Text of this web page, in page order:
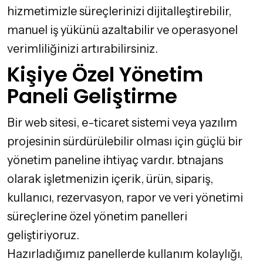
hizmetimizle süreçlerinizi dijitalleştirebilir,
manuel iş yükünü azaltabilir ve operasyonel
verimliliğinizi artırabilirsiniz.
Kişiye Özel Yönetim
Paneli Geliştirme
Bir web sitesi, e-ticaret sistemi veya yazılım
projesinin sürdürülebilir olması için güçlü bir
yönetim paneline ihtiyaç vardır. btnajans
olarak işletmenizin içerik, ürün, sipariş,
kullanıcı, rezervasyon, rapor ve veri yönetimi
süreçlerine özel yönetim panelleri
geliştiriyoruz.
Hazırladığımız panellerde kullanım kolaylığı,